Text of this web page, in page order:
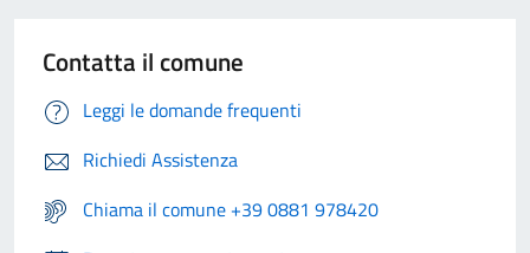
Contatta il comune
Leggi le domande frequenti
Richiedi Assistenza
Chiama il comune +39 0881 978420